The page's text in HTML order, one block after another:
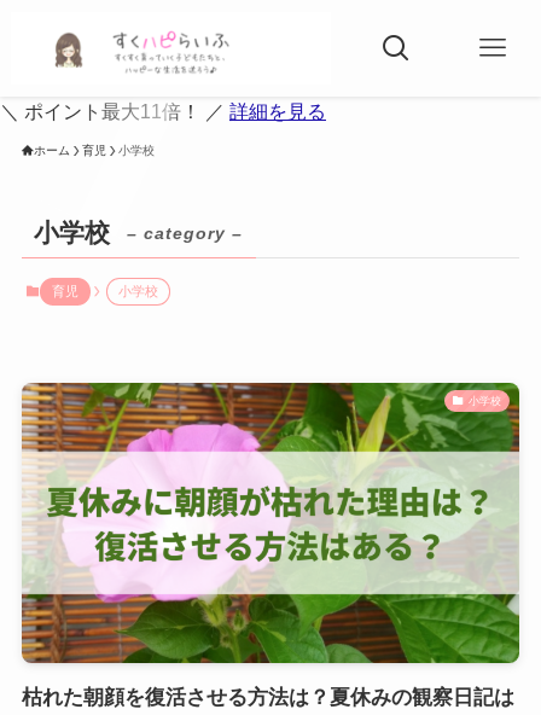
＼ ポイント最大11倍！ ／ 詳細を見る
ホーム 育児 小学校
小学校 – category –
育児 小学校
小学校
枯れた朝顔を復活させる方法は？夏休みの観察日記は